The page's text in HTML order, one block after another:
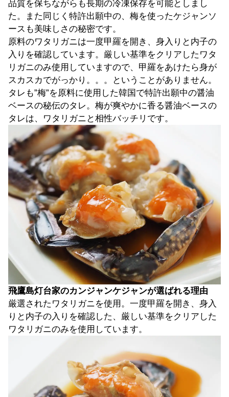
品質を保ちながらも長期の冷凍保存を可能としまし
た。また同じく特許出願中の、梅を使ったケジャンソ
ースも美味しさの秘密です。
原料のワタリガニは一度甲羅を開き、身入りと内子の
入りを確認しています。厳しい基準をクリアしたワタ
リガニのみ使用していますので、甲羅をあけたら身が
スカスカでがっかり。。。ということがありません。
タレも”梅”を原料に使用した韓国で特許出願中の醤油
ベースの秘伝のタレ。梅が爽やかに香る醤油ベースの
タレは、ワタリガニと相性バッチリです。
飛鷹島灯台家のカンジャンケジャンが選ばれる理由
厳選されたワタリガニを使用。一度甲羅を開き、身入
りと内子の入りを確認した、厳しい基準をクリアした
ワタリガニのみを使用しています。